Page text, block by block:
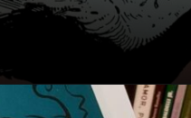
https://www.amazon.com.br/Morte-Neil-Gaiman/dp/8583680043/ref=sr_1_15?__mk_pt_BR=%25C3%2585M%25C3%2585%25C5%25BD%25C3%2595%25C3%2591&amp&crid=3U3SML4M8I8SZ&amp&keywords=sandman&amp&qid=1659311863&amp&s=books&amp&sprefix=sandman%252Cstripbooks%252C337&amp&sr=1-15&_encoding=UTF8&tag=metagalaxia-20&linkCode=ur2&linkId=c5110b7faac1b380fa338d3cd0c6ec27&camp=1789&creative=9325